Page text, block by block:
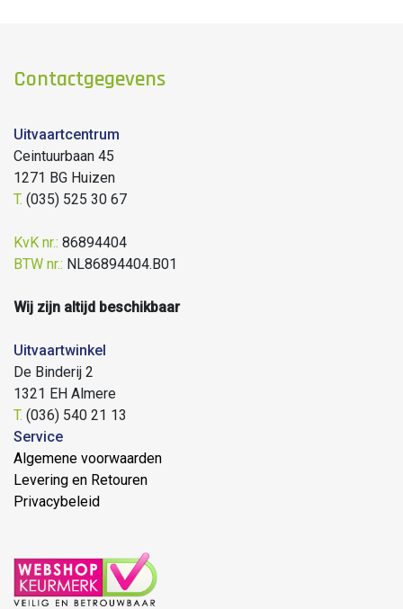
Contactgegevens
Uitvaartcentrum
Ceintuurbaan 45
1271 BG Huizen
T. (035) 525 30 67
KvK nr.: 86894404
BTW nr.: NL86894404.B01
Wij zijn altijd beschikbaar
Uitvaartwinkel
De Binderij 2
1321 EH Almere
T. (036) 540 21 13
Service
Algemene voorwaarden
Levering en Retouren
Privacybeleid